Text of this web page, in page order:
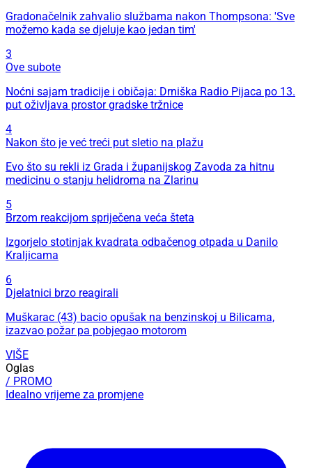
Gradonačelnik zahvalio službama nakon Thompsona: 'Sve
možemo kada se djeluje kao jedan tim'
3
Ove subote
Noćni sajam tradicije i običaja: Drniška Radio Pijaca po 13.
put oživljava prostor gradske tržnice
4
Nakon što je već treći put sletio na plažu
Evo što su rekli iz Grada i županijskog Zavoda za hitnu
medicinu o stanju helidroma na Zlarinu
5
Brzom reakcijom spriječena veća šteta
Izgorjelo stotinjak kvadrata odbačenog otpada u Danilo
Kraljicama
6
Djelatnici brzo reagirali
Muškarac (43) bacio opušak na benzinskoj u Bilicama,
izazvao požar pa pobjegao motorom
VIŠE
Oglas
/ PROMO
Idealno vrijeme za promjene